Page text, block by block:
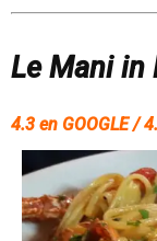
Le Mani in
4.3 en GOOGLE /